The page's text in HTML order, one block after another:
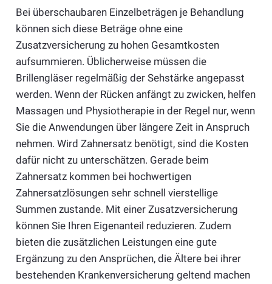
Bei überschaubaren Einzelbeträgen je Behandlung
können sich diese Beträge ohne eine
Zusatzversicherung zu hohen Gesamtkosten
aufsummieren. Üblicherweise müssen die
Brillengläser regelmäßig der Sehstärke angepasst
werden. Wenn der Rücken anfängt zu zwicken, helfen
Massagen und Physiotherapie in der Regel nur, wenn
Sie die Anwendungen über längere Zeit in Anspruch
nehmen. Wird Zahnersatz benötigt, sind die Kosten
dafür nicht zu unterschätzen. Gerade beim
Zahnersatz kommen bei hochwertigen
Zahnersatzlösungen sehr schnell vierstellige
Summen zustande. Mit einer Zusatzversicherung
können Sie Ihren Eigenanteil reduzieren. Zudem
bieten die zusätzlichen Leistungen eine gute
Ergänzung zu den Ansprüchen, die Ältere bei ihrer
bestehenden Krankenversicherung geltend machen